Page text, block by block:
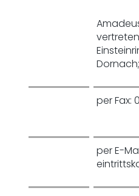
per
per E-